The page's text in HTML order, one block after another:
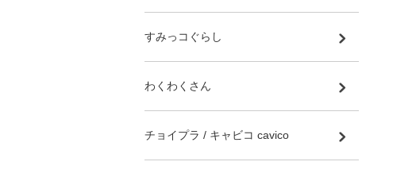
すみっコぐらし
わくわくさん
チョイプラ / キャビコ cavico